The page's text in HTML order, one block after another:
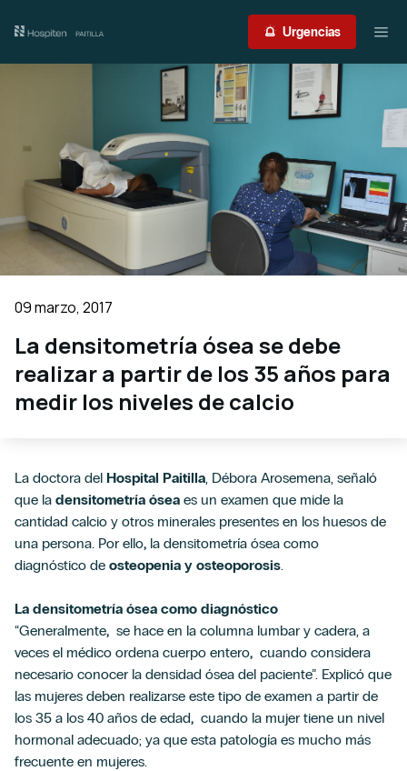
Urgencias
Guía del paciente
Atención médica
Servicios
International Patient
Contacto
Urgencias Portal de resultados
09 marzo, 2017
La densitometría ósea se debe
realizar a partir de los 35 años para
medir los niveles de calcio
La doctora del Hospital Paitilla, Débora Arosemena, señaló
que la densitometría ósea es un examen que mide la
cantidad calcio y otros minerales presentes en los huesos de
una persona. Por ello, la densitometría ósea como
diagnóstico de osteopenia y osteoporosis.
La densitometría ósea como diagnóstico
“Generalmente, se hace en la columna lumbar y cadera, a
veces el médico ordena cuerpo entero, cuando considera
necesario conocer la densidad ósea del paciente”. Explicó que
las mujeres deben realizarse este tipo de examen a partir de
los 35 a los 40 años de edad, cuando la mujer tiene un nivel
hormonal adecuado; ya que esta patología es mucho más
frecuente en mujeres.